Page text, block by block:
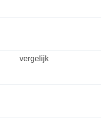
vergelijk